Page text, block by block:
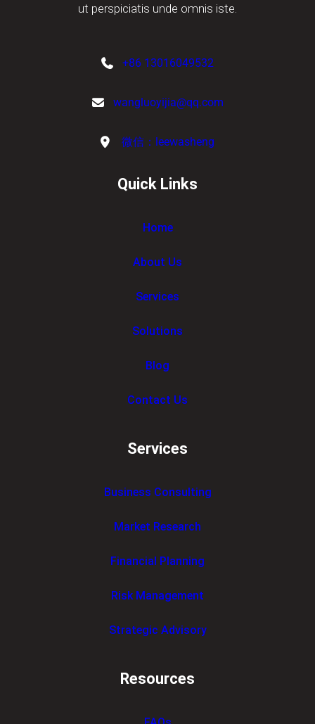
ut perspiciatis unde omnis iste.
+86 13016049532
wangluoyijia@qq.com
微信：leewasheng
Quick Links
Home
About Us
Services
Solutions
Blog
Contact Us
Services
Business Consulting
Market Research
Financial Planning
Risk Management
Strategic Advisory
Resources